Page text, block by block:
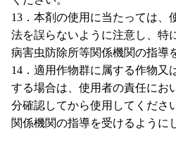
13．本剤の使用に当たっては、
法を誤らないように注意し、特
病害虫防除所等関係機関の指導
14．適用作物群に属する作物又
する場合は、使用者の責任にお
分確認してから使用してくださ
関係機関の指導を受けるように